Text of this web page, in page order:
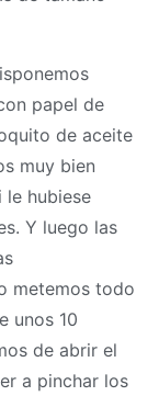
papel de
de aceite
muy bien
le hubiese
Y luego las
metemos todo
unos 10
de abrir el
a pinchar los